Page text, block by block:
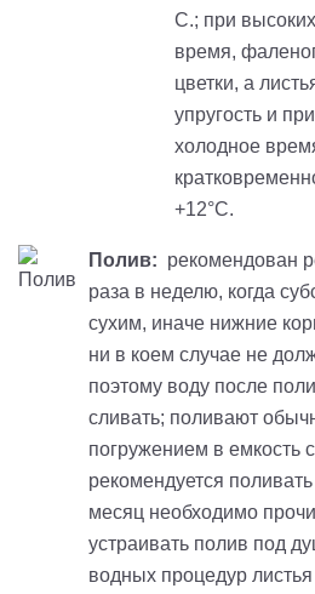
С.; при
время,
цветки, а
упругость и
холодное
+12°С.
Полив: рекомендован
раза в неделю, когда
сухим, иначе нижние
ни в коем случае не
поэтому воду после
сливать; поливают
погружением в емкость
рекомендуется
месяц необходимо
устраивать полив под
водных процедур